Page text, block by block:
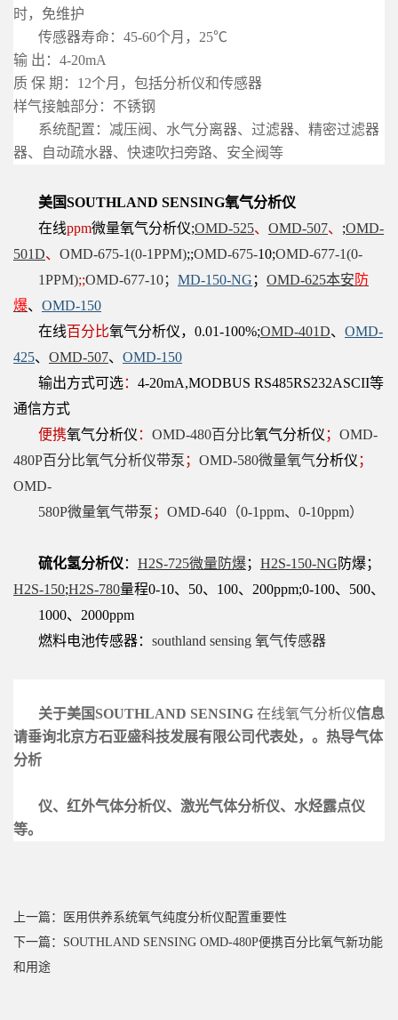
时，免维护
传感器寿命：45-60个月，25℃
输 出：4-20mA
质 保 期：12个月，包括分析仪和传感器
样气接触部分：不锈钢
系统配置：减压阀、水气分离器、过滤器、精密过滤器
器、自动疏水器、快速吹扫旁路、安全阀等
美国SOUTHLAND SENSING氧气分析仪
在线ppm微量氧气分析仪;OMD-525、 OMD-507、 ;OMD-
501D、 OMD-675-1(0-1PPM);;OMD-675-10;OMD-677-1(0-
1PPM);;OMD-677-10； MD-150-NG ； OMD-625本安 防
爆、 OMD-150
在线百分比氧气分析仪，0.01-100%;OMD-401D、 OMD-
425、 OMD-507、 OMD-150
输出方式可选： 4-20mA,MODBUS RS485RS232ASCII等
通信方式
便携氧气分析仪 ： OMD-480百分比氧气分析仪 ； OMD-
480P百分比氧气分析仪带泵 ； OMD-580微量氧气分析仪 ；
OMD-
580P微量氧气带泵 ； OMD-640（0-1ppm、0-10ppm）
硫化氢分析仪 ： H2S-725微量防爆； H2S-150-NG 防爆；
H2S-150;H2S-780量程0-10、50、100、200ppm;0-100、500、
1000、2000ppm
燃料电池传感器： southland sensing 氧气传感器
关于美国SOUTHLAND SENSING 在线氧气分析仪信息
请垂询北京方石亚盛科技发展有限公司代表处，。热导气体
分析
仪、红外气体分析仪、激光气体分析仪、水烃露点仪
等。
上一篇：医用供养系统氧气纯度分析仪配置重要性
下一篇：SOUTHLAND SENSING OMD-480P便携百分比氧气新功能
和用途